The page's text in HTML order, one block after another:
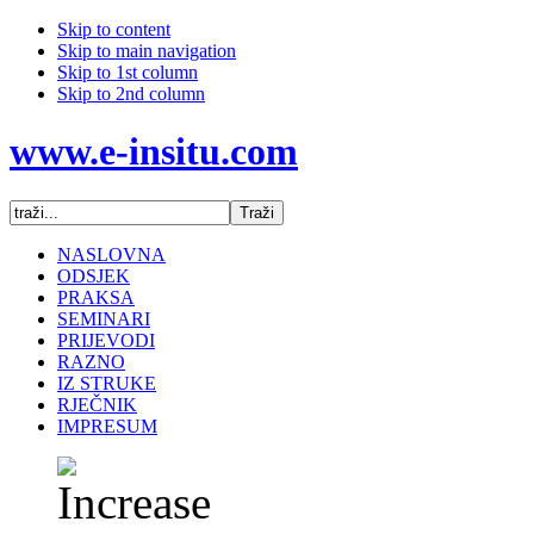
Skip to content
Skip to main navigation
Skip to 1st column
Skip to 2nd column
www.e-insitu.com
NASLOVNA
ODSJEK
PRAKSA
SEMINARI
PRIJEVODI
RAZNO
IZ STRUKE
RJEČNIK
IMPRESUM